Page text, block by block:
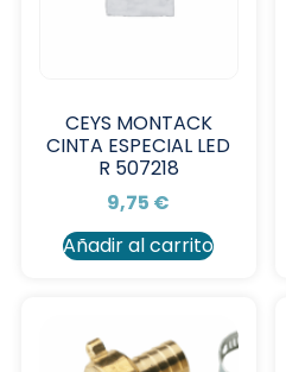
CEYS MONTACK
CINTA ESPECIAL LED
R 507218
9,75 €
Añadir al carrito